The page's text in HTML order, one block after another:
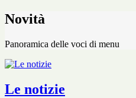
Novità
Panoramica delle voci di menu
Le notizie